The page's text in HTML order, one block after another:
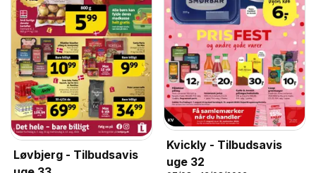
Løvbjerg - Tilbudsavis
Kvickly - Tilbudsavis
uge 32